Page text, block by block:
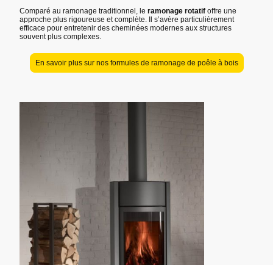
Comparé au ramonage traditionnel, le ramonage rotatif offre une
approche plus rigoureuse et complète. Il s’avère particulièrement
efficace pour entretenir des cheminées modernes aux structures
souvent plus complexes.
En savoir plus sur nos formules de ramonage de poêle à bois